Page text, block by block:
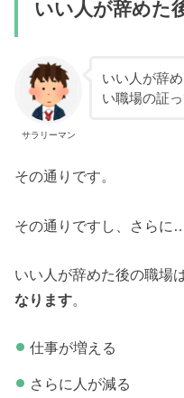
いい人が辞めた
サラリーマン
いい人が辞
い職場の証
その通りです。
その通りですし、さらに
いい人が辞めた後の職場
なります。
仕事が増える
さらに人が減る